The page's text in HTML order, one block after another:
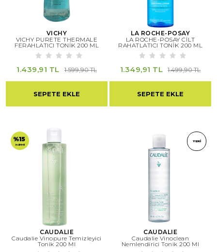
VICHY
VICHY PURETE THERMALE
FERAHLATICI TONİK 200 ML
1.439,91 TL 1.599,90 TL
SEPETE EKLE
LA ROCHE-POSAY
LA ROCHE-POSAY CİLT
RAHATLATICI TONİK 200 ML
1.349,91 TL 1.499,90 TL
SEPETE EKLE
%15
indirimli
CAUDALIE
Caudalie Vinopure Temizleyici
Tonik 200 Ml
YENI
CAUDALIE
Caudalie Vinoclean
Nemlendirici Tonik 200 Ml